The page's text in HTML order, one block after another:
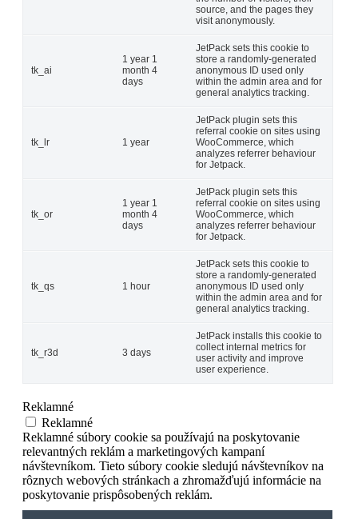
source, and the pages they
visit anonymously.
tk_ai
1 year 1
month 4
days
JetPack sets this cookie to
store a randomly-generated
anonymous ID used only
within the admin area and for
general analytics tracking.
tk_lr 1 year
JetPack plugin sets this
referral cookie on sites using
WooCommerce, which
analyzes referrer behaviour
for Jetpack.
tk_or
1 year 1
month 4
days
JetPack plugin sets this
referral cookie on sites using
WooCommerce, which
analyzes referrer behaviour
for Jetpack.
tk_qs 1 hour
JetPack sets this cookie to
store a randomly-generated
anonymous ID used only
within the admin area and for
general analytics tracking.
tk_r3d 3 days
JetPack installs this cookie to
collect internal metrics for
user activity and improve
user experience.
Reklamné
Reklamné
Reklamné súbory cookie sa používajú na poskytovanie
relevantných reklám a marketingových kampaní
návštevníkom. Tieto súbory cookie sledujú návštevníkov na
rôznych webových stránkach a zhromažďujú informácie na
poskytovanie prispôsobených reklám.